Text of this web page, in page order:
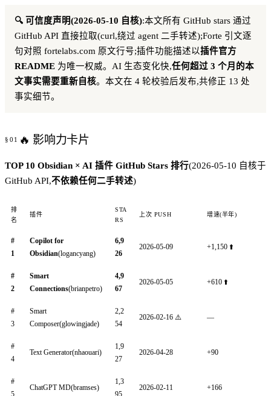
🔍 可信度声明(2026-05-10 自核):本文所有 GitHub stars 通过
GitHub API 直接拉取(curl,绕过 agent 二手转述);Forte 引文逐
句对照 fortelabs.com 原文行号;插件功能描述以插件官方
README 为唯一权威。AI 生态变化快,任何超过 3 个月的本
文事实需要重新自核。本文在 4 轮校验后发布,共修正 13 处
事实细节。
🔥 影响力卡片
TOP 10 Obsidian × AI 插件 GitHub Stars 排行(2026-05-10 自核于
GitHub API,不依赖任何二手转述)
排
名
插件
STA
RS
上次 PUSH 增速(半年)
#
1
Copilot for
Obsidian(logancyang)
6,9
26
2026-05-09 +1,150 ⬆️
#
2
Smart
Connections(brianpetro)
4,9
67
2026-05-05 +610 ⬆️
#
3
Smart
Composer(glowingjade)
2,2
54
2026-02-16 ⚠️ —
#
4
Text Generator(nhaouari)
1,9
27
2026-04-28 +90
#
5
ChatGPT MD(bramses)
1,3
95
2026-02-11 +166